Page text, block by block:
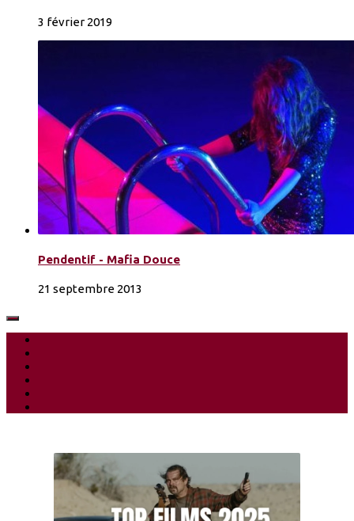
3 février 2019
Pendentif - Mafia Douce
21 septembre 2013